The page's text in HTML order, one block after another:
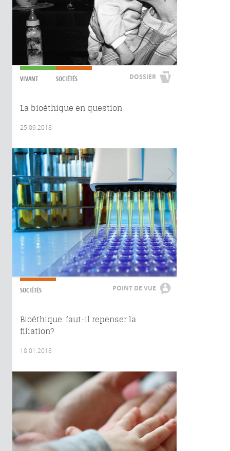
VIVANT SOCIÉTÉS DOSSIER
La bioéthique en question
25.09.2018
SOCIÉTÉS POINT DE VUE
Bioéthique: faut-il repenser la
filiation?
18.01.2018